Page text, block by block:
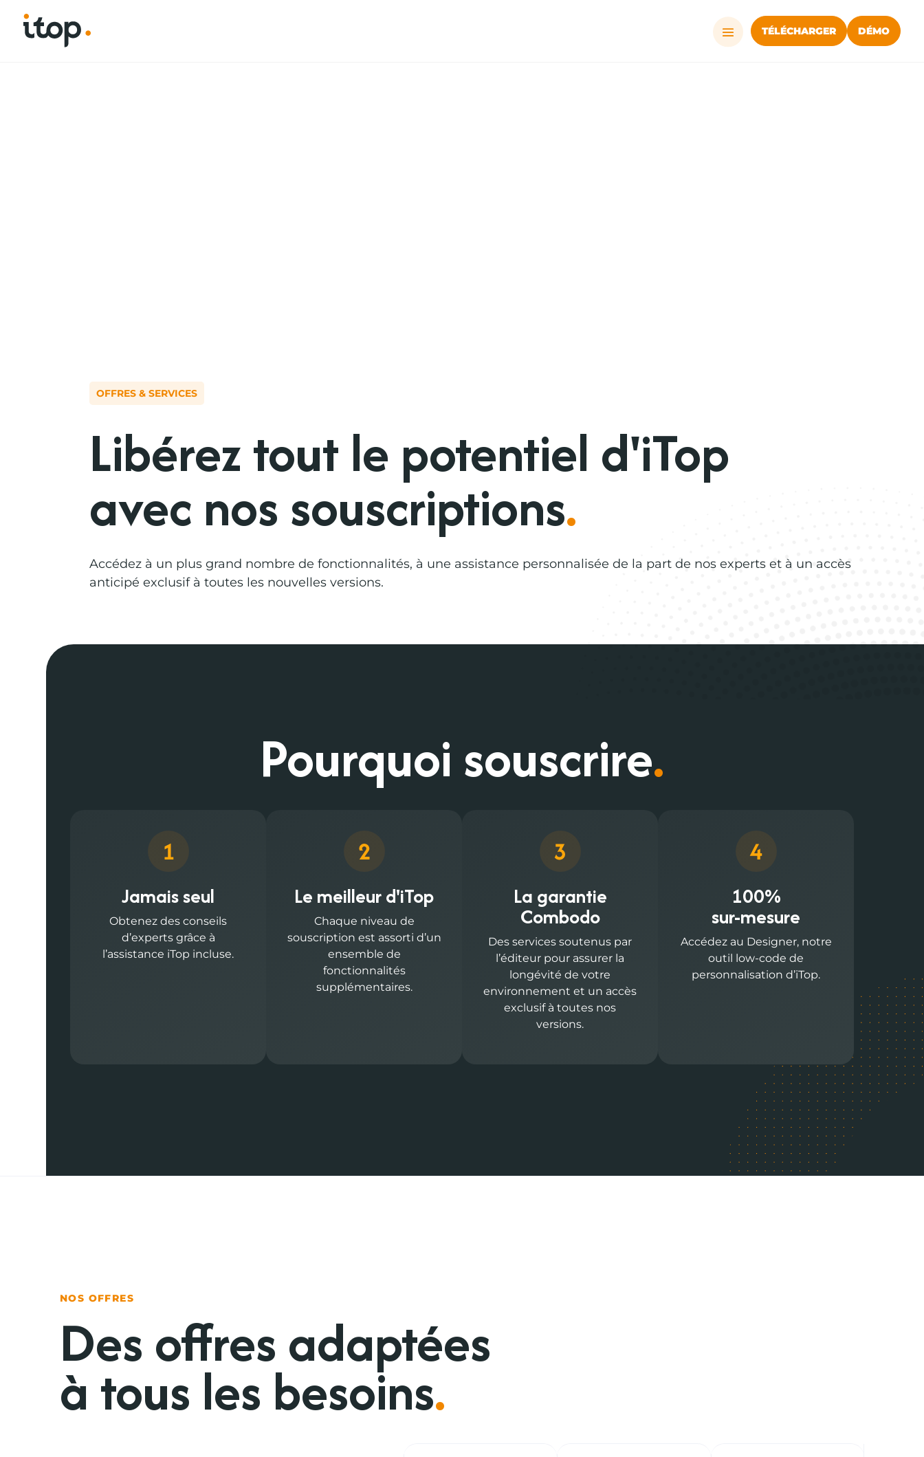
TÉLÉCHARGER DÉMO
OFFRES & SERVICES
Libérez tout le potentiel d'iTop
avec nos souscriptions.
Accédez à un plus grand nombre de fonctionnalités, à une assistance personnalisée de la part de nos experts et à un accès
anticipé exclusif à toutes les nouvelles versions.
Pourquoi souscrire.
Jamais seul
Obtenez des conseils
d’experts grâce à
l’assistance iTop incluse.
Le meilleur d'iTop
Chaque niveau de
souscription est assorti d’un
ensemble de
fonctionnalités
supplémentaires.
La garantie
Combodo
Des services soutenus par
l’éditeur pour assurer la
longévité de votre
environnement et un accès
exclusif à toutes nos
versions.
100%
sur-mesure
Accédez au Designer, notre
outil low-code de
personnalisation d’iTop.
NOS OFFRES
Des offres adaptées
à tous les besoins.